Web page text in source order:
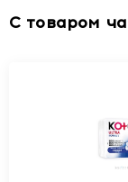
С товаром